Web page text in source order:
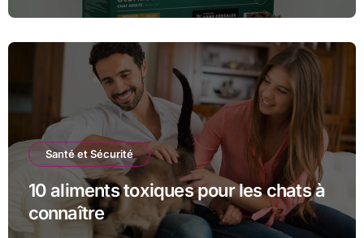
Santé et Sécurité
10 aliments toxiques pour les chats à
connaître